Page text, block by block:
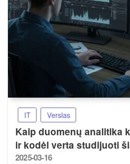
IT Verslas
Kaip duomenų analitika
ir kodėl verta studijuoti
Posted
2025-03-16